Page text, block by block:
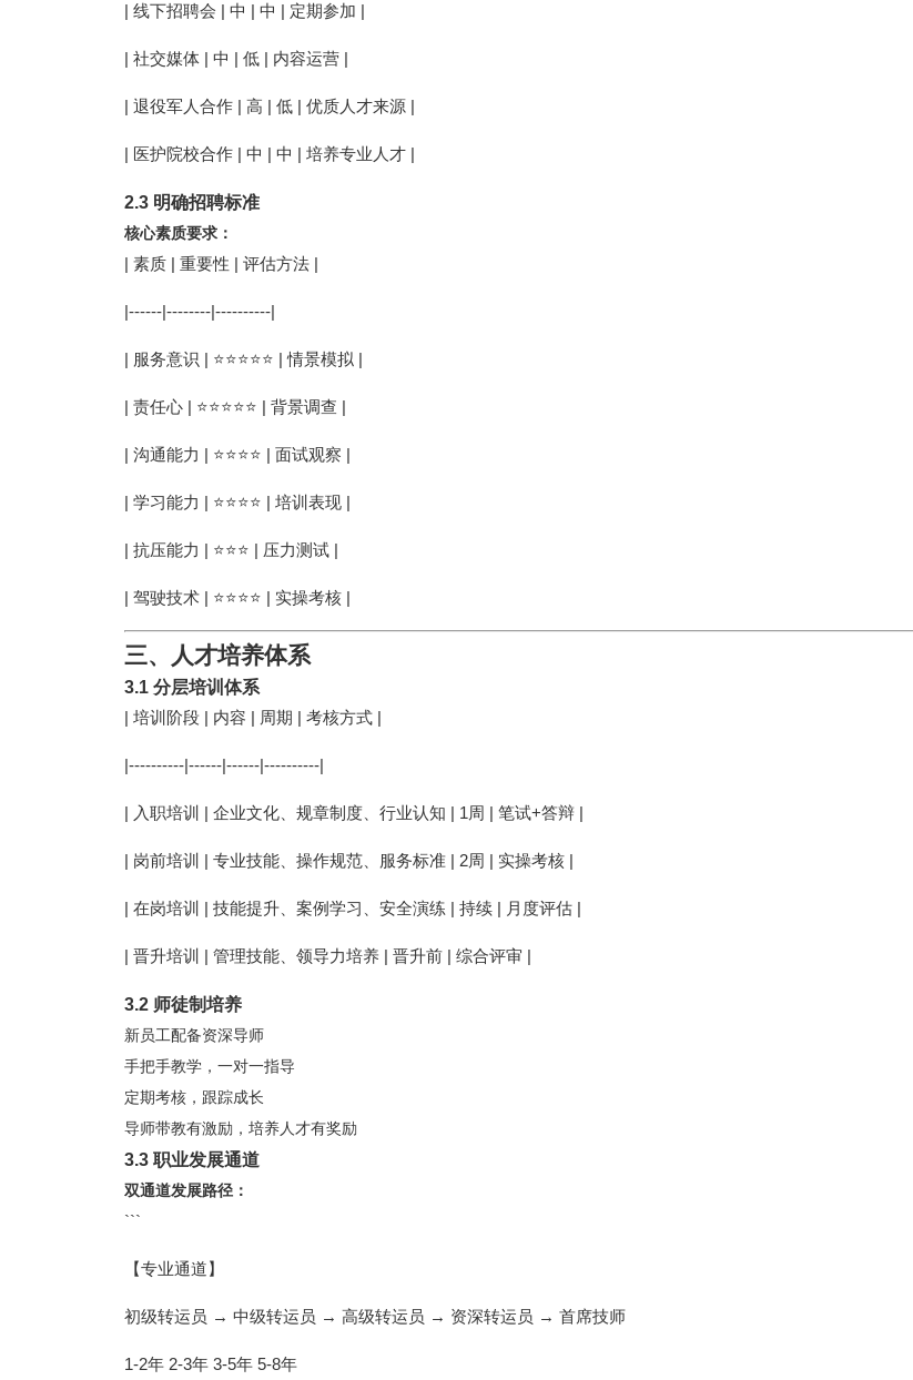
| 线下招聘会 | 中 | 中 | 定期参加 |
| 社交媒体 | 中 | 低 | 内容运营 |
| 退役军人合作 | 高 | 低 | 优质人才来源 |
| 医护院校合作 | 中 | 中 | 培养专业人才 |
2.3 明确招聘标准
核心素质要求：
| 素质 | 重要性 | 评估方法 |
|------|--------|----------|
| 服务意识 | ⭐⭐⭐⭐⭐ | 情景模拟 |
| 责任心 | ⭐⭐⭐⭐⭐ | 背景调查 |
| 沟通能力 | ⭐⭐⭐⭐ | 面试观察 |
| 学习能力 | ⭐⭐⭐⭐ | 培训表现 |
| 抗压能力 | ⭐⭐⭐ | 压力测试 |
| 驾驶技术 | ⭐⭐⭐⭐ | 实操考核 |
三、人才培养体系
3.1 分层培训体系
| 培训阶段 | 内容 | 周期 | 考核方式 |
|----------|------|------|----------|
| 入职培训 | 企业文化、规章制度、行业认知 | 1周 | 笔试+答辩 |
| 岗前培训 | 专业技能、操作规范、服务标准 | 2周 | 实操考核 |
| 在岗培训 | 技能提升、案例学习、安全演练 | 持续 | 月度评估 |
| 晋升培训 | 管理技能、领导力培养 | 晋升前 | 综合评审 |
3.2 师徒制培养
新员工配备资深导师
手把手教学，一对一指导
定期考核，跟踪成长
导师带教有激励，培养人才有奖励
3.3 职业发展通道
双通道发展路径：
```
【专业通道】
初级转运员 → 中级转运员 → 高级转运员 → 资深转运员 → 首席技师
1-2年 2-3年 3-5年 5-8年